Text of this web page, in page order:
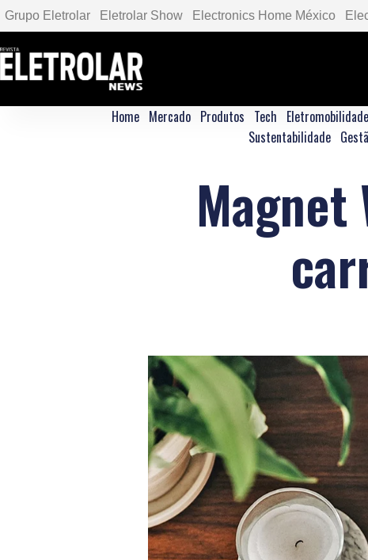
Grupo Eletrolar Eletrolar Show Electronics Home México
Home Mercado Produtos Tech Eletromobilidade
Sustentabilidade
Magnet